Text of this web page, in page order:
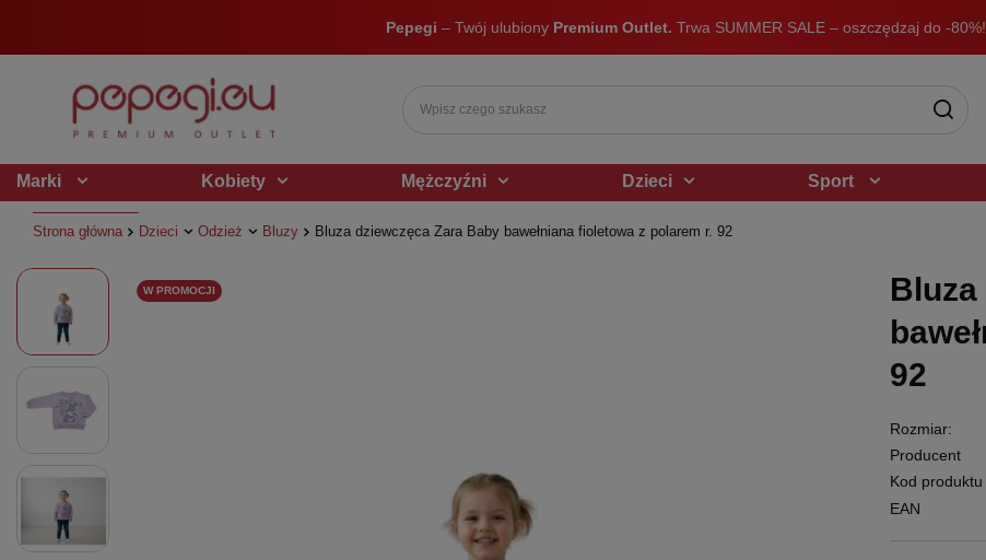
Pepegi – Twój ulubiony Premium Outlet. Trwa SUMMER SALE – oszczędzaj do -
Marki Kobiety Mężczyźni Dzieci Sport
Strona główna Dzieci Odzież Bluzy Bluza dziewczęca Zara Baby bawełniana fioletowa z polarem r. 92
W PROMOCJI
92
Rozmiar:
Producent
Kod produktu
EAN